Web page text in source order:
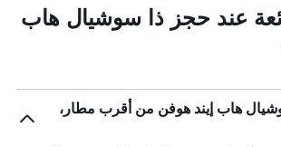
عند حجز ذا سوشيال هاب
هاب إيند هوفن من أقرب مطار،